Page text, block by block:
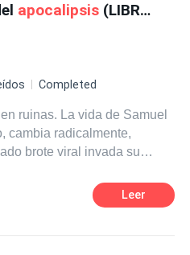
apocalipsis (LIBRO 1)
Completed
de Samuel
cambia radicalmente,
brote viral invada su
las sombras intentarán
Leer